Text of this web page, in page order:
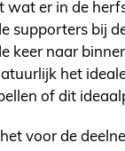
wat er in de
supporters bij
keer naar
het
of dit
voor de